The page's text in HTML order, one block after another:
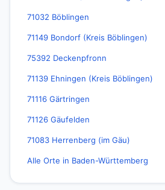
71032 Böblingen
71149 Bondorf (Kreis Böblingen)
75392 Deckenpfronn
71139 Ehningen (Kreis Böblingen)
71116 Gärtringen
71126 Gäufelden
71083 Herrenberg (im Gäu)
Alle Orte in Baden-Württemberg